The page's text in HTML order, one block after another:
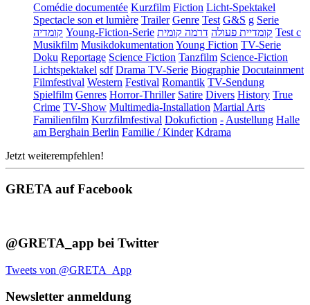
Comédie documentée Kurzfilm Fiction Licht-Spektakel
Spectacle son et lumière Trailer Genre Test G&S g Serie
קומדיה Young-Fiction-Serie קומדיית פעולה דרמה קומית
Test c
Musikfilm Musikdokumentation Young Fiction TV-Serie
Doku Reportage Science Fiction Tanzfilm Science-Fiction
Lichtspektakel sdf Drama TV-Serie Biographie Docutainment
Filmfestival Western Festival Romantik TV-Sendung
Spielfilm Genres Horror-Thriller Satire Divers History True
Crime TV-Show Multimedia-Installation Martial Arts
Familienfilm Kurzfilmfestival Dokufiction - Austellung Halle
am Berghain Berlin Familie / Kinder Kdrama
Jetzt weiterempfehlen!
GRETA auf Facebook
@GRETA_app bei Twitter
Tweets von @GRETA_App
Newsletter anmeldung